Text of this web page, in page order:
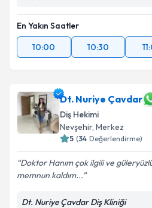
En Yakın Saatler
10:00
10:30
Dt. Nuriye Çavdar
Diş Hekimi
Nevşehir, Merkez
5 (34 Değerlendirme)
Doktor Hanım çok ilgili ve
memnun kaldım...
Dt. Nuriye Çavdar Diş Kliniği